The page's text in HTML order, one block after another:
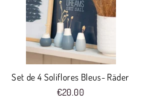
Set de 4 Soliflores Bleus- Räder
€20.00